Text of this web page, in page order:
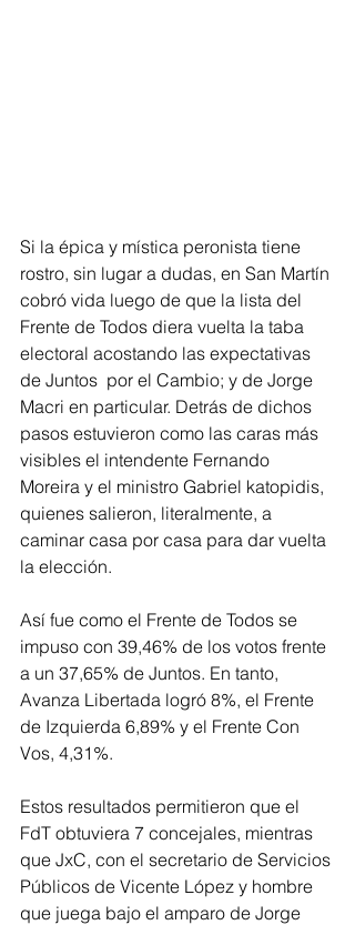
Si la épica y mística peronista tiene
rostro, sin lugar a dudas, en San Martín
cobró vida luego de que la lista del
Frente de Todos diera vuelta la taba
electoral acostando las expectativas
de Juntos  por el Cambio; y de Jorge
Macri en particular. Detrás de dichos
pasos estuvieron como las caras más
visibles el intendente Fernando
Moreira y el ministro Gabriel katopidis,
quienes salieron, literalmente, a
caminar casa por casa para dar vuelta
la elección.
Así fue como el Frente de Todos se
impuso con 39,46% de los votos frente
a un 37,65% de Juntos. En tanto,
Avanza Libertada logró 8%, el Frente
de Izquierda 6,89% y el Frente Con
Vos, 4,31%.
Estos resultados permitieron que el
FdT obtuviera 7 concejales, mientras
que JxC, con el secretario de Servicios
Públicos de Vicente López y hombre
que juega bajo el amparo de Jorge